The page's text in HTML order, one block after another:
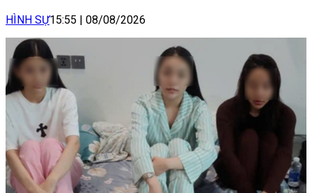
HÌNH SỰ15:55 08/08/2026